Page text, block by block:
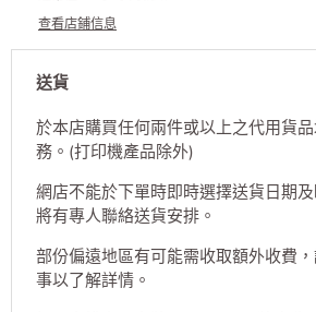
可在
查看店鋪信息
送貨
務。(打印機產品除外)